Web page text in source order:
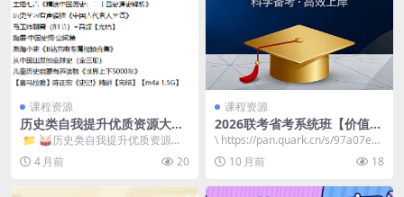
课程资源
历史类自我提升优质资源大合
集
​ 📁 🥁历史类自我提升优质资源大
合集（705G） 📁 精 孙英刚...
4 月前 20
课程资源
2026联考省考系统班【价值39
99】— 备考无忧，一战成公
\ https://pan.quark.cn/s/97a07ee9
ebb4​
10 月前 18